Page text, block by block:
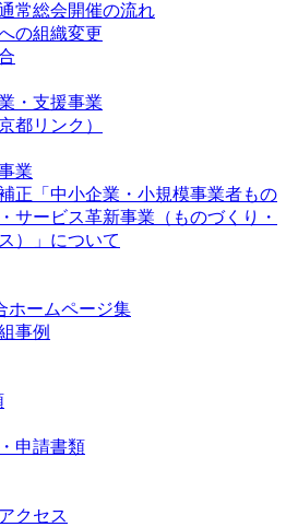
常総会開催の流れ
の組織変更
・支援事業
都リンク）
業
正「中小企業・小規模事業者もの
サービス革新事業（ものづくり・
）」について
ホームページ集
事例
申請書類
クセス